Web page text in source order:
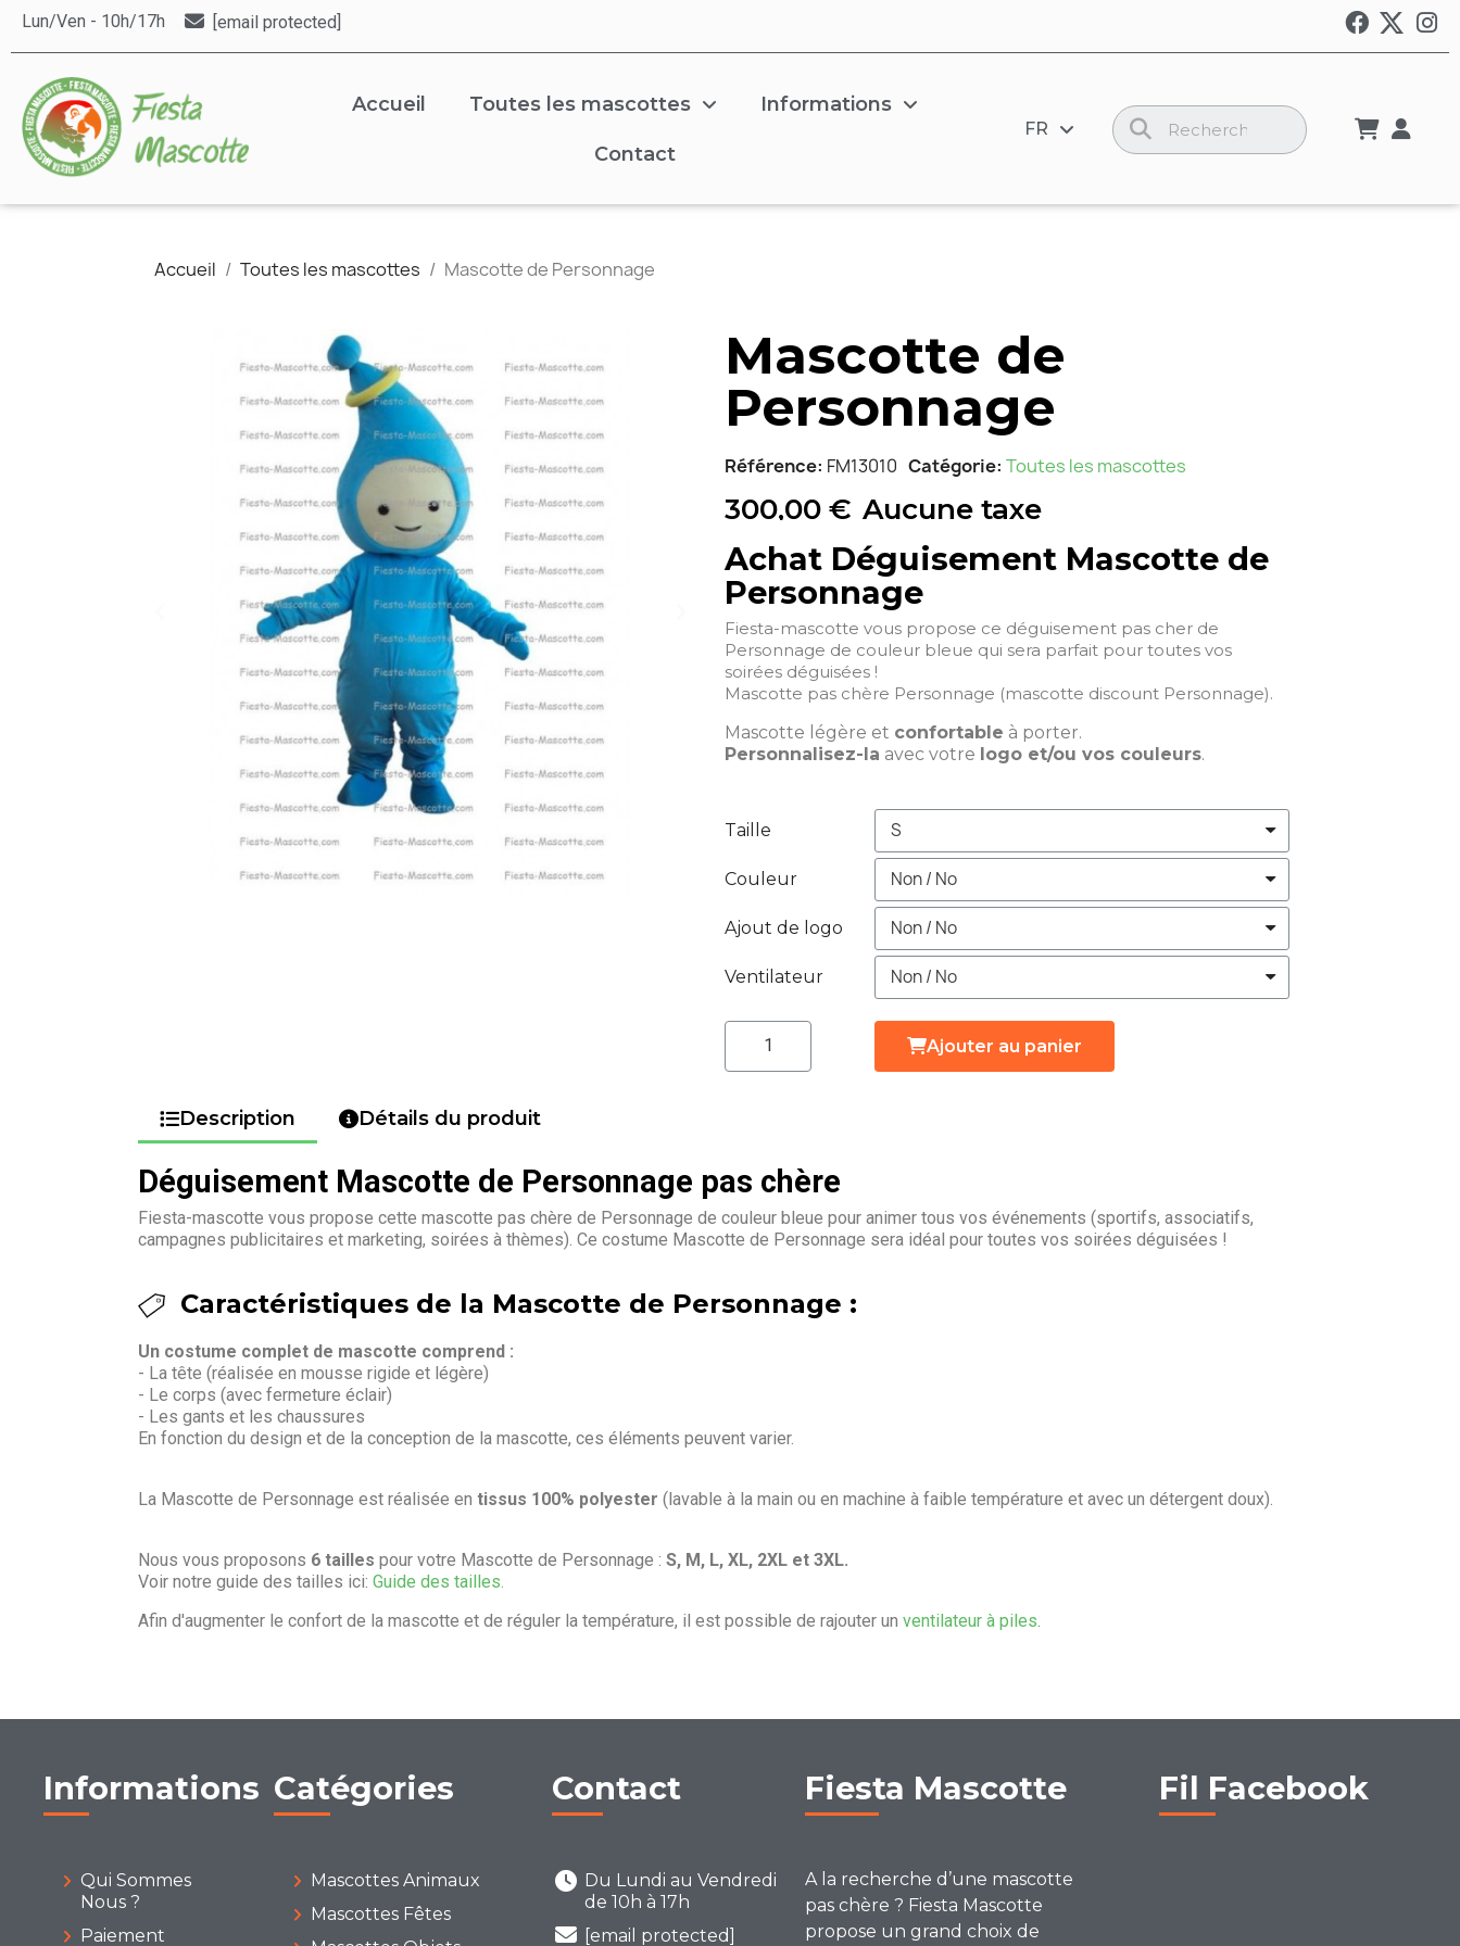
Lun/Ven - 10h/17h [email protected]
Accueil Toutes les mascottes Informations
Contact
FR
Accueil Toutes les mascottes Mascotte de Personnage
Mascotte de
Personnage
Référence FM13010 Catégorie Toutes les mascottes
300,00 € Aucune taxe
Achat Déguisement Mascotte de
Personnage
Fiesta-mascotte vous propose ce déguisement pas cher de
Personnage de couleur bleue qui sera parfait pour toutes vos
soirées déguisées !
Mascotte pas chère Personnage (mascotte discount Personnage).
Mascotte légère et confortable à porter.
Personnalisez-la avec votre logo et/ou vos couleurs.
Taille
Couleur
Ajout de logo
Ventilateur
Ajouter au panier
Description Détails du produit
Déguisement Mascotte de Personnage pas chère
Fiesta-mascotte vous propose cette mascotte pas chère de Personnage de couleur bleue pour animer tous vos événements (sportifs, associatifs,
campagnes publicitaires et marketing, soirées à thèmes). Ce costume Mascotte de Personnage sera idéal pour toutes vos soirées déguisées !
Caractéristiques de la Mascotte de Personnage :
Un costume complet de mascotte comprend :
- La tête (réalisée en mousse rigide et légère)
- Le corps (avec fermeture éclair)
- Les gants et les chaussures
En fonction du design et de la conception de la mascotte, ces éléments peuvent varier.
La Mascotte de Personnage est réalisée en tissus 100% polyester (lavable à la main ou en machine à faible température et avec un détergent doux).
Nous vous proposons 6 tailles pour votre Mascotte de Personnage : S, M, L, XL, 2XL et 3XL.
Voir notre guide des tailles ici: Guide des tailles.
Afin d'augmenter le confort de la mascotte et de réguler la température, il est possible de rajouter un ventilateur à piles.
Informations
Qui Sommes
Nous ?
Paiement
Catégories
Mascottes Animaux
Mascottes Fêtes
Contact
Du Lundi au Vendredi
de 10h à 17h
[email protected]
Fiesta Mascotte
A la recherche d’une mascotte
pas chère ? Fiesta Mascotte
propose un grand choix de
Fil Facebook